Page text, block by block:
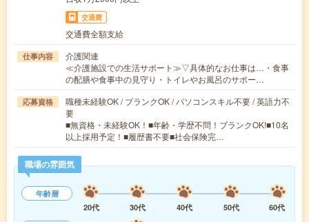
交通費
交通費全額支給
仕事内容
介護関連
≪介護施設での生活サポート≫▽具体的なお仕事は…・食事
の配膳や食事中の見守り・トイレやお風呂のサポー…
応募資格
職種未経験OK / ブランクOK / パソコンスキル不要 / 英語力不
要
■無資格・未経験OK！■年齢・学歴不問！ブランクOK!■10名
以上採用予定！■履歴書不要■社会保険完…
職場の雰囲気
年齢層
20代
30代 40代 50代
60代